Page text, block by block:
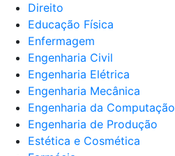
Direito
Educação Física
Enfermagem
Engenharia Civil
Engenharia Elétrica
Engenharia Mecânica
Engenharia da Computação
Engenharia de Produção
Estética e Cosmética